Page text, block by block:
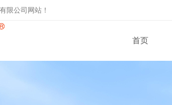
限公司 网站！
首页